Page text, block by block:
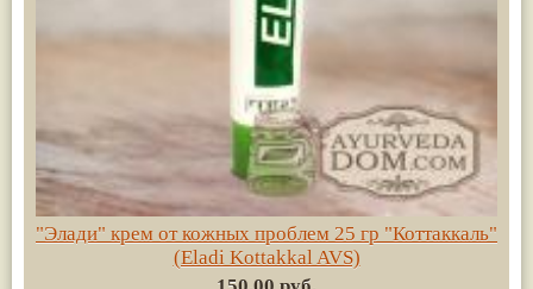
"Элади" крем от кожных проблем 25 гр "Коттаккаль"
(Eladi Kottakkal AVS)